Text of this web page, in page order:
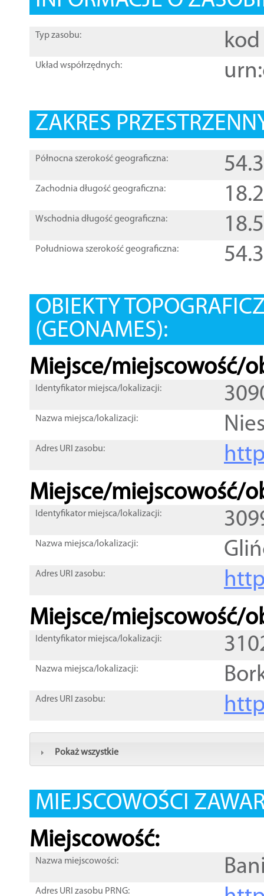
Typ zasobu: kod
Układ współrzędnych:
ZAKRES
Północna szerokość geograficzna:
Zachodnia długość geograficzna:
Wschodnia długość geograficzna:
Południowa szerokość geograficzna:
OBIEKTY
(GEONAMES):
Miejsce/miejscowość/
Identyfikator miejsca/lokalizacji:
Nazwa miejsca/lokalizacji:
Adres URI zasobu:
Miejsce/miejscowość/
Identyfikator miejsca/lokalizacji:
Nazwa miejsca/lokalizacji:
Adres URI zasobu:
Miejsce/miejscowość/
Identyfikator miejsca/lokalizacji:
Nazwa miejsca/lokalizacji:
Adres URI zasobu:
Pokaż wszystkie
MIEJSCOWOŚCI
Miejscowość:
Nazwa miejscowości:
Adres URI zasobu PRNG: